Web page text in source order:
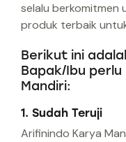
selalu berkomitmen
produk terbaik
Berikut ini
Bapak/Ibu perlu
Mandiri:
1. Sudah Teruji
Arifinindo Karya